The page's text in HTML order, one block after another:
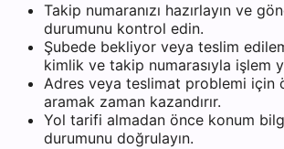
Takip numaranızı hazırlayın ve
durumunu kontrol edin.
Şubede bekliyor veya teslim
kimlik ve takip numarasıyla işlem
Adres veya teslimat problemi için
aramak zaman kazandırır.
Yol tarifi almadan önce konum
durumunu doğrulayın.